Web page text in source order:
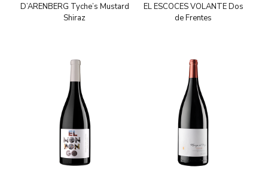
D’ARENBERG Tyche’s Mustard
Shiraz
EL ESCOCES VOLANTE Dos
de Frentes